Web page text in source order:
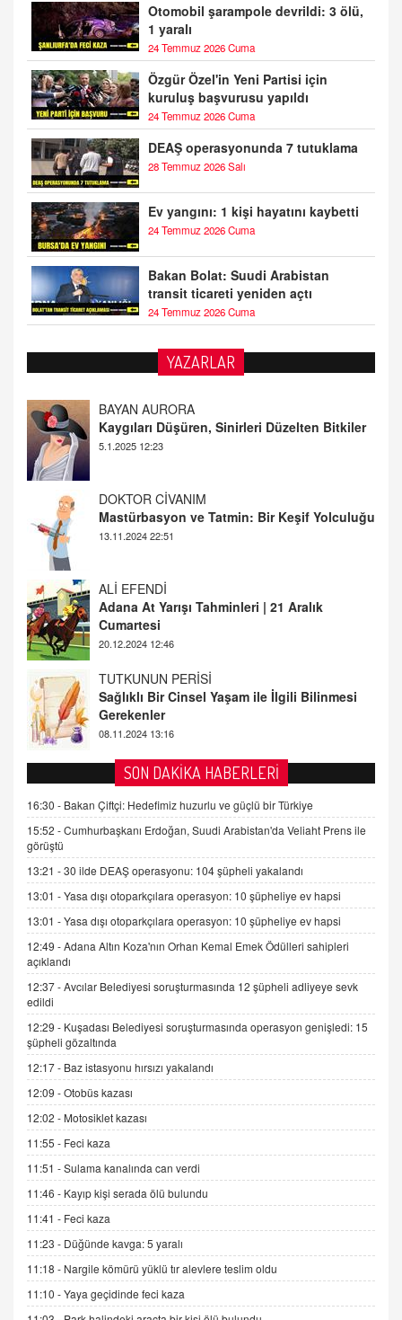
Otomobil şarampole devrildi: 3 ölü,
1 yaralı
24 Temmuz 2026 Cuma
Özgür Özel'in Yeni Partisi için
kuruluş başvurusu yapıldı
24 Temmuz 2026 Cuma
DEAŞ operasyonunda 7 tutuklama
28 Temmuz 2026 Salı
Ev yangını: 1 kişi hayatını kaybetti
24 Temmuz 2026 Cuma
Bakan Bolat: Suudi Arabistan
transit ticareti yeniden açtı
24 Temmuz 2026 Cuma
YAZARLAR
DOKTOR CİVANIM
Mastürbasyon ve Tatmin: Bir Keşif Yolculuğu
13.11.2024 22:51
ALİ EFENDİ
Adana At Yarışı Tahminleri | 21 Aralık
Cumartesi
TUTKUNUN PERİSİ
Sağlıklı Bir Cinsel Yaşam ile İlgili Bilinmesi
Gerekenler
08.11.2024 13:16
FARUK ÖNALAN
Tezkere Onaylanmasaydı…
2 Kasım 2021 Salı 00:11
AV. DOĞAN CAN DOĞAN
Kişisel verilerin korunması ve dijital hukukun
gelişimi
15.09.2025 16:17
SEHER EREK
Kış Ayları Geldi, Hangi Önlemler Alınmalı?
9.12.2025 10:11
İNCİ GÜL AKÖL
06.07.2026 13:00
ADEM AKÖL
Esed Destekçilerinin Yüzüne Vurulan Şamar:
Sednaya
11.12.2024 12:30
DR. EKREM ASLAN
Gerçek Ne, Algı Ne? "Beraber Yürüyoruz"
Cümlesinin Peşinden
19.07.2025 12:45
GÖNÜL MENEKŞE
Şifacının Yolu
04.11.2025 12:56
AV. RÜMEYSA ÖZKALE
SON DAKİKA HABERLERİ
16:30 - Bakan Çiftçi: Hedefimiz huzurlu ve güçlü bir Türkiye
15:52 -Cumhurbaşkanı Erdoğan, Suudi Arabistan'da Veliaht Prens ile
görüştü
13:21 -30 ilde DEAŞ operasyonu: 104 şüpheli yakalandı
13:01 -Yasa dışı otoparkçılara operasyon: 10 şüpheliye ev hapsi
13:01 -Yasa dışı otoparkçılara operasyon: 10 şüpheliye ev hapsi
12:49 -Adana Altın Koza'nın Orhan Kemal Emek Ödülleri sahipleri
açıklandı
12:37 -Avcılar Belediyesi soruşturmasında 12 şüpheli adliyeye sevk
edildi
12:29 - Kuşadası Belediyesi soruşturmasında operasyon genişledi: 15
şüpheli gözaltında
12:17 - Baz istasyonu hırsızı yakalandı
12:09 -Otobüs kazası
12:02 - Motosiklet kazası
11:55 - Feci kaza
11:51 -Sulama kanalında can verdi
11:46 - Kayıp kişi serada ölü bulundu
11:41 - Feci kaza
11:23 - Düğünde kavga: 5 yaralı
11:18 - Nargile kömürü yüklü tır alevlere teslim oldu
11:10 -Yaya geçidinde feci kaza